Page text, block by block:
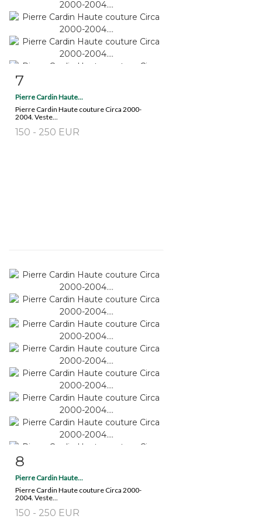
Fiche détaillée
7
Pierre Cardin Haute...
Pierre Cardin Haute couture Circa 2000-
2004. Veste...
150 - 250 EUR
Fiche détaillée
8
Pierre Cardin Haute...
Pierre Cardin Haute couture Circa 2000-
2004. Veste...
150 - 250 EUR